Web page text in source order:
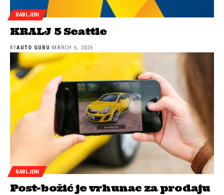
RABLJENI
KRALJ 5 Seattle
BYAUTO GURU MARCH 6, 2026
RABLJENI
Post-božić je vrhunac za prodaju